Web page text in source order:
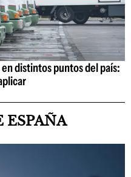
distintos puntos del país:
ESPAÑA